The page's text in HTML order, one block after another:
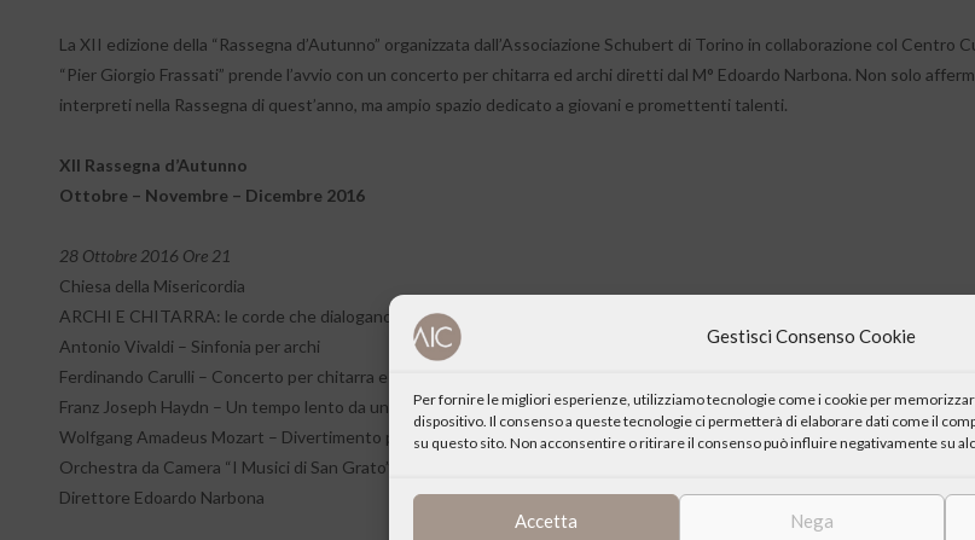
Gestisci Consenso Cookie
Per fornire le migliori esperienze, utilizziamo tecnologie come i cookie per
dispositivo. Il consenso a queste tecnologie ci permetterà di elaborare dati come il
su questo sito. Non acconsentire o ritirare il consenso può influire negativamente su
Accetta Nega
La XII edizione della “Rassegna d’Autunno” organizzata dall’Associazione Schubert di Torino in collaborazione col Centro
“Pier Giorgio Frassati” prende l’avvio con un concerto per chitarra ed archi diretti dal M° Edoardo Narbona. Non solo
interpreti nella Rassegna di quest’anno, ma ampio spazio dedicato a giovani e promettenti talenti.
XII Rassegna d’Autunno
Ottobre – Novembre – Dicembre 2016
28 Ottobre 2016 Ore 21
Chiesa della Misericordia
ARCHI E CHITARRA: le corde che dialogano
Antonio Vivaldi – Sinfonia per archi
Ferdinando Carulli – Concerto per chitarra e archi (solista Diego Parecchini)
Franz Joseph Haydn – Un tempo lento da una sinfonia
Wolfgang Amadeus Mozart – Divertimento per archi in Fa maggiore K 138
Orchestra da Camera “I Musici di San Grato”
Direttore Edoardo Narbona